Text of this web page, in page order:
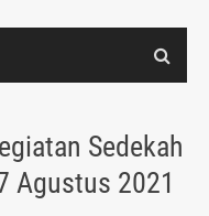
Sedekah
Agustus 2021